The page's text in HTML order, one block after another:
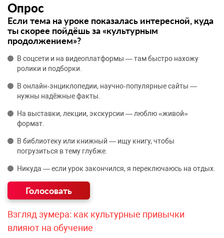
Опрос
Если тема на уроке показалась интересной, куда
ты скорее пойдёшь за «культурным
продолжением»?
В соцсети и на видеоплатформы — там быстро нахожу
ролики и подборки.
В онлайн‑энциклопедии, научно‑популярные сайты —
нужны надёжные факты.
На выставки, лекции, экскурсии — люблю «живой»
формат.
В библиотеку или книжный — ищу книгу, чтобы
погрузиться в тему глубже.
Никуда — если урок закончился, я переключаюсь на отдых.
Взгляд зумера: как культурные привычки
влияют на обучение